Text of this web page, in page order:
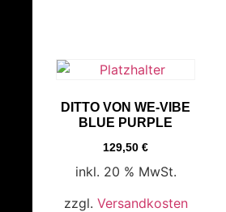
DITTO VON WE-VIBE
BLUE PURPLE
129,50€
inkl. 20 % MwSt.
zzgl. Versandkosten